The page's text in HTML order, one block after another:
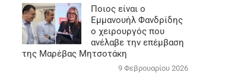
Ποιος είναι ο
Εμμανουήλ Φανδρίδης
ο χειρουργός που
ανέλαβε την επέμβαση
της Μαρέβας Μητσοτάκη
9 Φεβρουαρίου 2026